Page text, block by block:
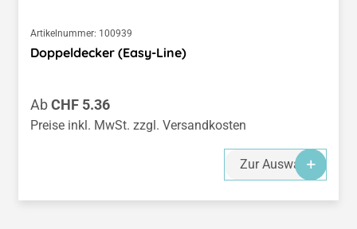
Artikelnummer: 100939
Doppeldecker (Easy-Line)
Regulärer Preis:
AbCHF 5.36
Preise inkl. MwSt. zzgl. Versandkosten
Zur Auswahl